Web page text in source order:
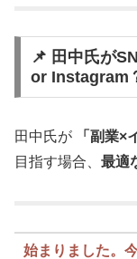
📌 田中氏が
or Instagram
田中氏が 「副業×
目指す場合、 最適
始まりました。